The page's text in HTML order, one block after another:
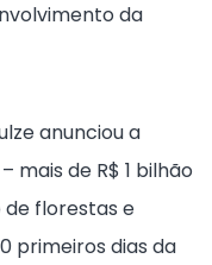
da
anunciou a
mais de R$ 1 bilhão
florestas e
primeiros dias da